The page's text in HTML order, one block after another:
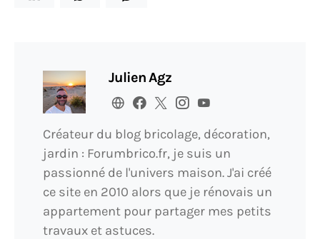
Julien Agz
Créateur du blog bricolage, décoration,
jardin : Forumbrico.fr, je suis un
passionné de l'univers maison. J'ai créé
ce site en 2010 alors que je rénovais un
appartement pour partager mes petits
travaux et astuces.